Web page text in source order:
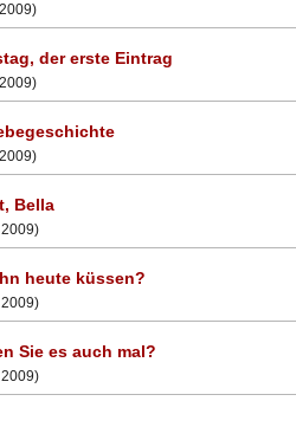
der erste Eintrag
Bella
heute küssen?
Sie es auch mal?